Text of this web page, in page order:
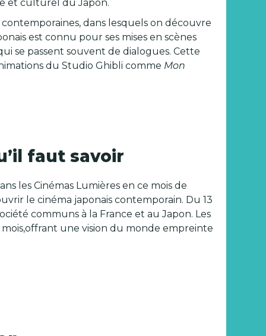
et culturel du Japon.
dans lesquels on découvre
est connu pour ses mises en scènes
se passent souvent de dialogues. Cette
du Studio Ghibli comme Mon
faut savoir
les Cinémas Lumières en ce mois de
le cinéma japonais contemporain. Du 13
communs à la France et au Japon. Les
une vision du monde empreinte